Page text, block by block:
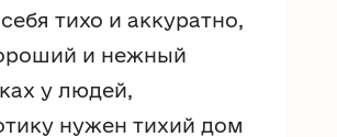
тихо и аккуратно,
и нежный
у людей,
нужен тихий дом